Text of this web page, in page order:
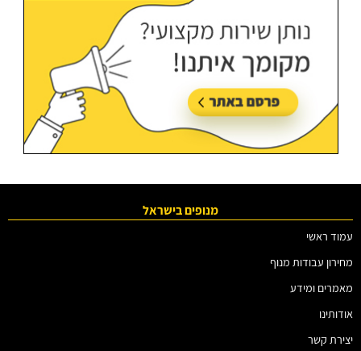
מנופים בישראל
עמוד ראשי
מחירון עבודות מנוף
מאמרים ומידע
אודותינו
יצירת קשר